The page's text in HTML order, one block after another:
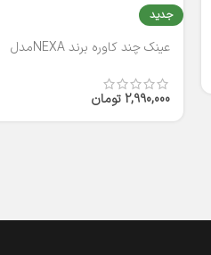
جدید
عینک چند کاوره برند NEXAمدل
2,990,000 تومان